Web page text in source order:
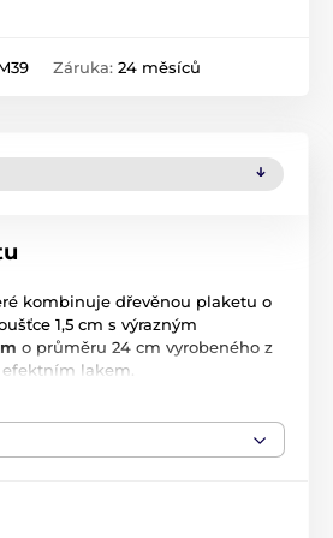
Záruka: 24 měsíců
kombinuje dřevěnou plaketu o
1,5 cm s výrazným
o průměru 24 cm vyrobeného z
lakem.
volbou pro významná výročí,
poděkování.
stojánku, nebo ji